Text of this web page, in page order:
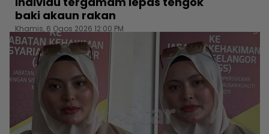
baki akaun rakan
Khamis, 6 Ogos 2026 12:00 PM